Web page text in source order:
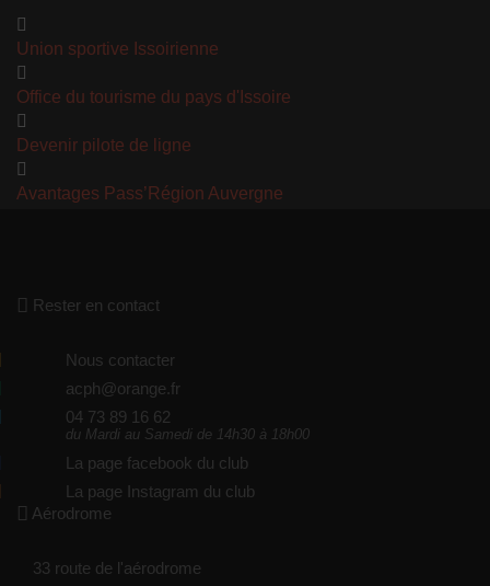
Union sportive Issoirienne
Office du tourisme du pays d'Issoire
Devenir pilote de ligne
Avantages Pass’Région Auvergne
Rester en contact
Nous contacter
acph@orange.fr
04 73 89 16 62
du Mardi au Samedi de 14h30 à 18h00
La page facebook du club
La page Instagram du club
Aérodrome
33 route de l'aérodrome